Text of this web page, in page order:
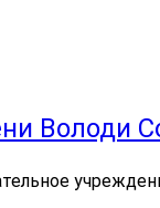
Володи